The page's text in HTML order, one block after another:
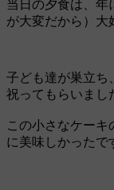
当日の夕食は、年
が大変だから）大
子ども達が巣立ち
祝ってもらいまし
この小さなケーキ
に美味しかったで